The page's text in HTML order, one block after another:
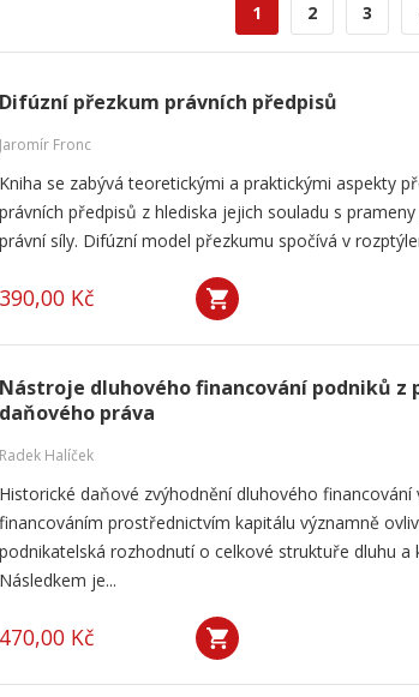
1 2 3
Difúzní přezkum právních předpisů
Jaromír Fronc
Kniha se zabývá teoretickými a praktickými aspekty
právních předpisů z hlediska jejich souladu s
právní síly. Difúzní model přezkumu spočívá v
390,00 Kč
Nástroje dluhového financování podniků z
daňového práva
Radek Halíček
Historické daňové zvýhodnění dluhového financování
financováním prostřednictvím kapitálu významně
podnikatelská rozhodnutí o celkové struktuře dluhu a
Následkem je...
470,00 Kč